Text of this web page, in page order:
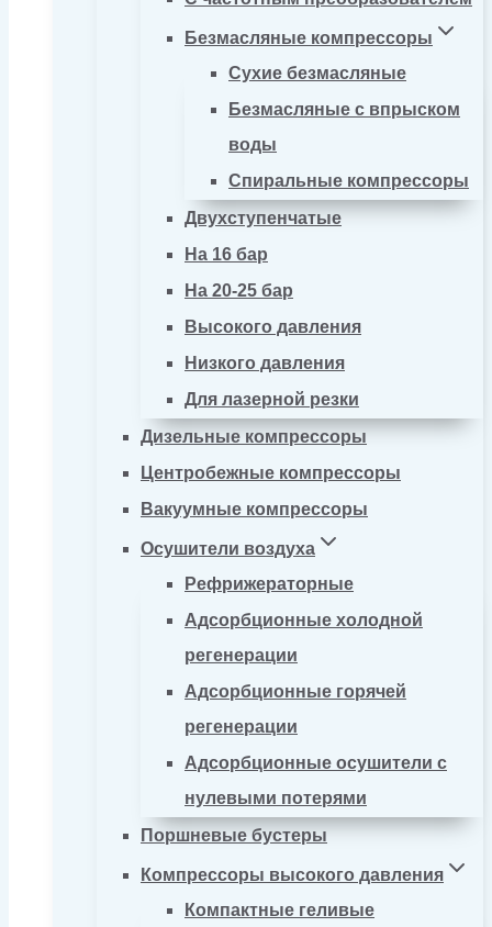
Безмасляные компрессоры
Сухие безмасляные
Безмасляные с впрыском
воды
Спиральные компрессоры
Двухступенчатые
На 16 бар
На 20-25 бар
Высокого давления
Низкого давления
Для лазерной резки
Дизельные компрессоры
Центробежные компрессоры
Вакуумные компрессоры
Осушители воздуха
Рефрижераторные
Адсорбционные холодной
регенерации
Адсорбционные горячей
регенерации
Адсорбционные осушители с
нулевыми потерями
Поршневые бустеры
Компрессоры высокого давления
Компактные геливые